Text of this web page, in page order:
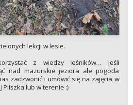
lekcji w lesie.
z wiedzy leśników… jeśli
nad mazurskie jeziora ale pogoda
zadzwonić i umówić się na zajęcia w
Pliszka lub w terenie :)